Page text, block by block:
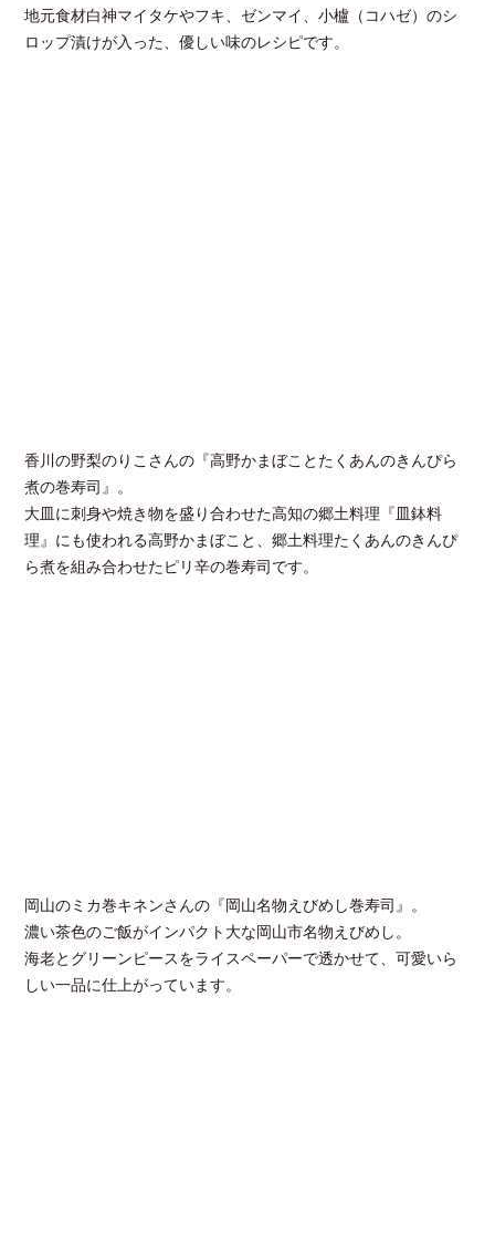
地元食材白神マイタケやフキ、ゼンマイ、小櫨（コハゼ）のシ
ロップ漬けが入った、優しい味のレシピです。
香川の野梨のりこさんの『高野かまぼことたくあんのきんぴら
煮の巻寿司』。
大皿に刺身や焼き物を盛り合わせた高知の郷土料理『皿鉢料
理』にも使われる高野かまぼこと、郷土料理たくあんのきんぴ
ら煮を組み合わせたピリ辛の巻寿司です。
岡山のミカ巻キネンさんの『岡山名物えびめし巻寿司』。
濃い茶色のご飯がインパクト大な岡山市名物えびめし。
海老とグリーンピースをライスペーパーで透かせて、可愛いら
しい一品に仕上がっています。